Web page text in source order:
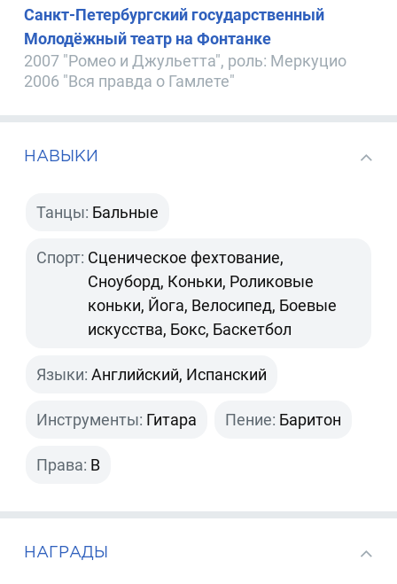
Санкт-Петербургский государственный
Молодёжный театр на Фонтанке
2007 "Ромео и Джульетта", роль: Меркуцио
2006 "Вся правда о Гамлете"
НАВЫКИ
Танцы: Бальные
Спорт: Сценическое фехтование,
Сноуборд, Коньки, Роликовые
коньки, Йога, Велосипед, Боевые
искусства, Бокс, Баскетбол
Языки: Английский, Испанский
Инструменты: Гитара Пение: Баритон
Права: B
НАГРАДЫ